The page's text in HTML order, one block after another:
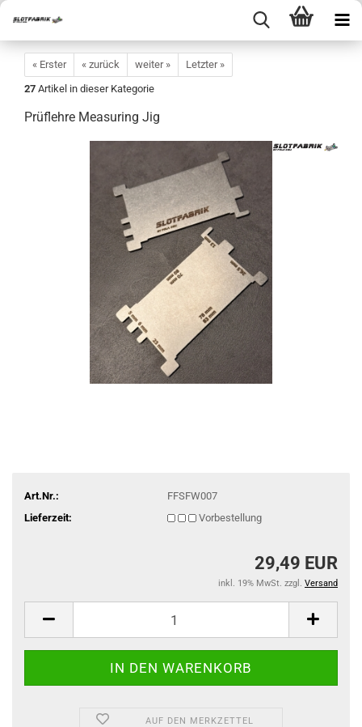
« Erster « zurück weiter »
Letzter »
27 Artikel in dieser Kategorie
Prüflehre Measuring Jig
Art.Nr.:
FFSFW007
Lieferzeit:
Vorbestellung
29,49 EUR
inkl. 19% MwSt. zzgl. Versand
AUF DEN MERKZETTEL